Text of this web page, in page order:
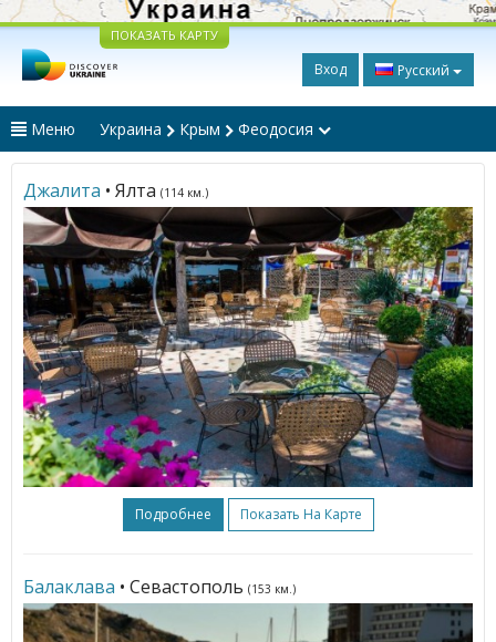
ПОКАЗАТЬ КАРТУ
Вход Русский
Меню Украина Крым Феодосия
Джалита • Ялта (114 км.)
Подробнее Показать На Карте
Балаклава • Севастополь (153 км.)